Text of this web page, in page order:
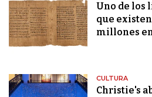
Uno de los
que existen
millones
CULTURA
Christie's